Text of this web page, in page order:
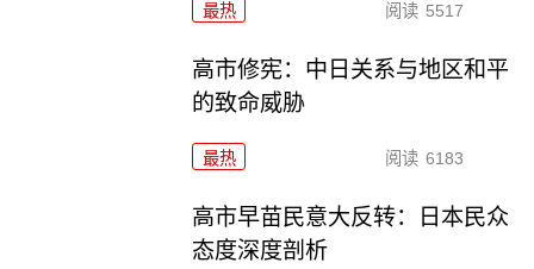
最热 阅读 5517
高市修宪：中日关系与地区和平
的致命威胁
最热 阅读 6183
高市早苗民意大反转：日本民众
态度深度剖析